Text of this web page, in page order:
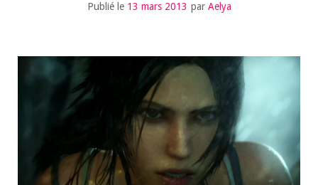
Publié le 13 mars 2013 par Aelya